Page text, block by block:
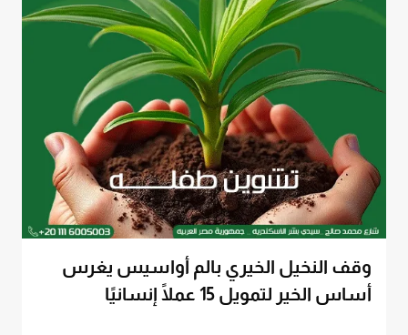
وقف النخيل الخيري بالم أواسيس يغرس
أساس الخير لتمويل 15 عملًا إنسانيًا